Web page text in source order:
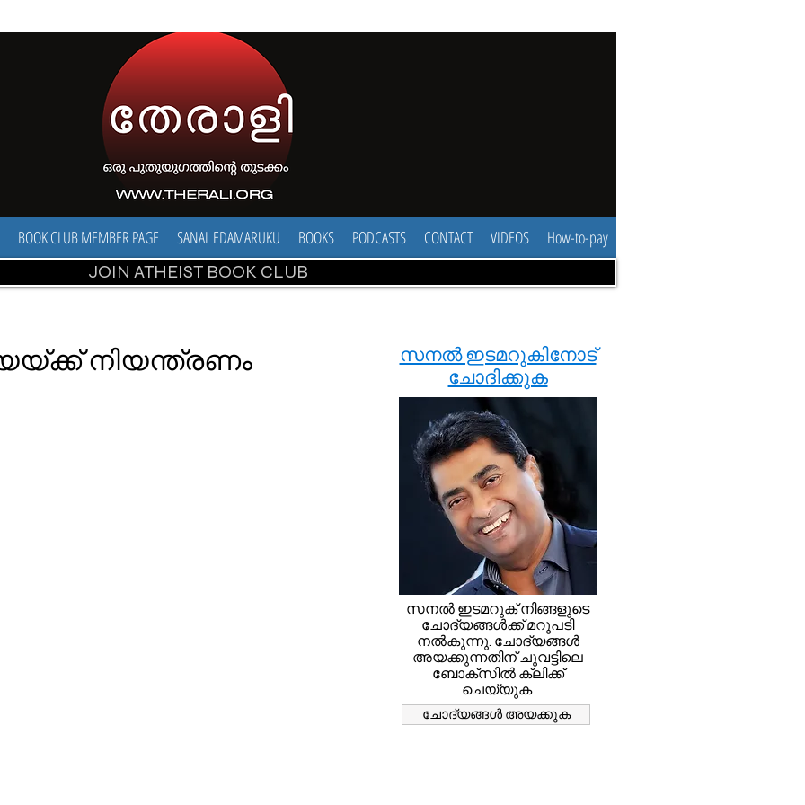
BOOK CLUB MEMBER PAGE SANAL EDAMARUKU BOOKS PODCASTS CONTACT VIDEOS How-to-pay
JOIN ATHEIST BOOK CLUB
നിയന്ത്രണം
സനൽ ഇടമറുകിനോട്
ചോദിക്കുക
സനൽ ഇടമറുക് നിങ്ങളുടെ
ചോദ്യങ്ങൾക്ക് മറുപടി
നൽകുന്നു. ചോദ്യങ്ങൾ
അയക്കുന്നതിന് ചുവട്ടിലെ
ബോക്സിൽ ക്ലിക്ക്
ചെയ്യുക
ചോദ്യങ്ങൾ അയക്കുക